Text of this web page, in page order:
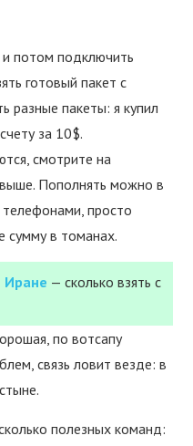
потом подключить
готовый пакет с
разные пакеты: я купил
за 10$.
смотрите на
Пополнять можно в
просто
сумму в томанах.
Иране — сколько взять с
по вотсапу
связь ловит везде: в
полезных команд: